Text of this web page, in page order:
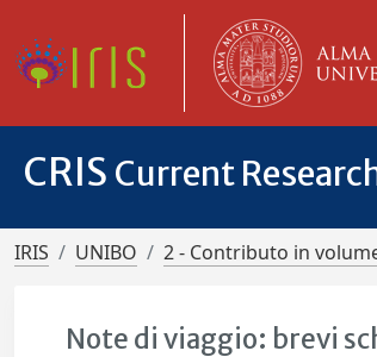
CRIS Current
IRIS UNIBO 2 - Contributo in
Note di viaggio: brevi